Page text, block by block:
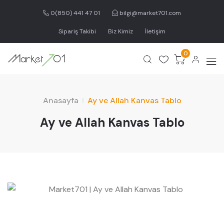
0(850) 441 47 01 bilgi@market701.com
Sipariş Takibi Biz Kimiz İletişim
0
Anasayfa Ay ve Allah Kanvas Tablo
Ay ve Allah Kanvas Tablo